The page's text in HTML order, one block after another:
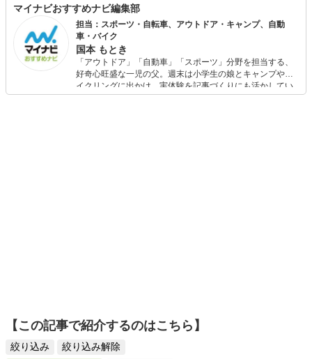
イテムのみでの山行も行う。 フェールラーベンのアンバサ
ダーとしても活動している。
マイナビおすすめナビ編集部
担当：スポーツ・自転車、アウトドア・キャンプ、自動
車・バイク
国本 もとき
「アウトドア」「自動車」「スポーツ」分野を担当する、
好奇心旺盛な一児の父。週末は小学生の娘とキャンプやサ
イクリングに出かけ、実体験を記事づくりにも活かしてい
ます。読者の「知りたい」を分かりやすく届けることをモ
【この記事で紹介するのはこちら】
絞り込み
絞り込み解除